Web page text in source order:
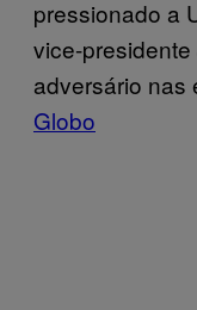
pressionado a
vice-
adversário nas
Globo